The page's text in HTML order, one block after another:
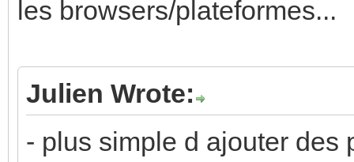
les browsers/plateformes...
Julien Wrote:
- plus simple d ajouter des